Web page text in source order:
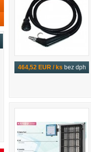
464,52 EUR / ks bez dph